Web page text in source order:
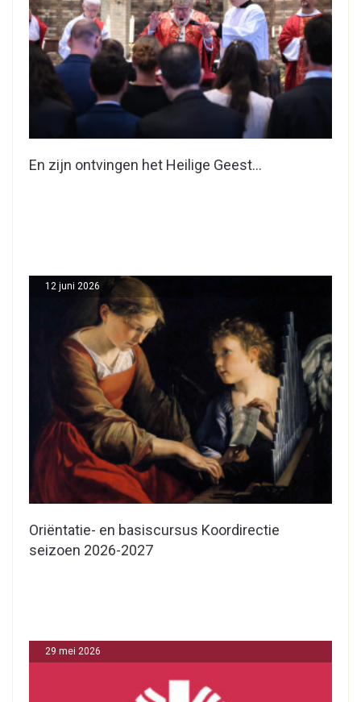
En zijn ontvingen het Heilige Geest…
Oriëntatie- en basiscursus Koordirectie
seizoen 2026-2027
12 juni 2026
29 mei 2026